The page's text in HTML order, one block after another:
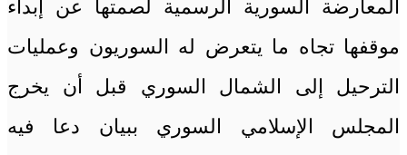
المعارضة السورية الرسمية لصمتها عن إبداء
موقفها تجاه ما يتعرض له السوريون وعمليات
الترحيل إلى الشمال السوري قبل أن يخرج
المجلس الإسلامي السوري ببيان دعا فيه